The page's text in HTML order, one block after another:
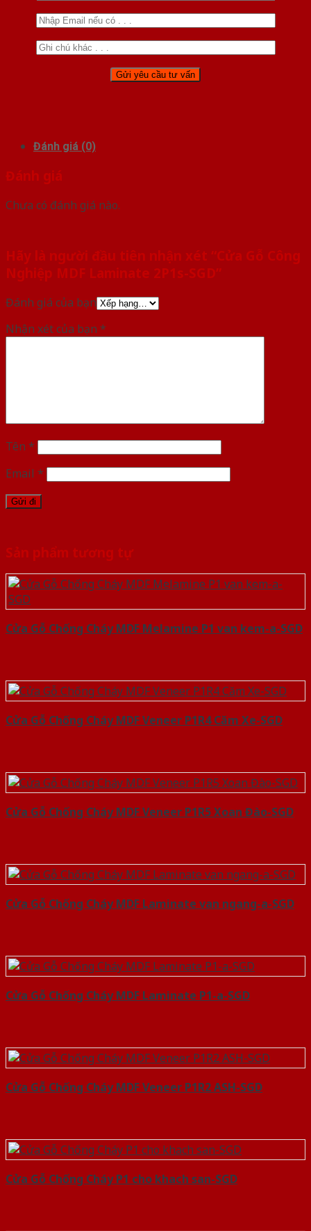
Đánh giá (0)
Đánh giá
Chưa có đánh giá nào.
Hãy là người đầu tiên nhận xét “Cửa Gỗ Công
Nghiệp MDF Laminate 2P1s-SGD”
Đánh giá của bạn
Nhận xét của bạn *
Tên *
Email *
Sản phẩm tương tự
Cửa Gỗ Chống Cháy MDF Melamine P1 van kem-a-SGD
Cửa Gỗ Chống Cháy MDF Veneer P1R4 Căm Xe-SGD
Cửa Gỗ Chống Cháy MDF Veneer P1R5 Xoan Đào-SGD
Cửa Gỗ Chống Cháy MDF Laminate van ngang-a-SGD
Cửa Gỗ Chống Cháy MDF Laminate P1-a-SGD
Cửa Gỗ Chống Cháy MDF Veneer P1R2 ASH-SGD
Cửa Gỗ Chống Cháy P1 cho khach san-SGD